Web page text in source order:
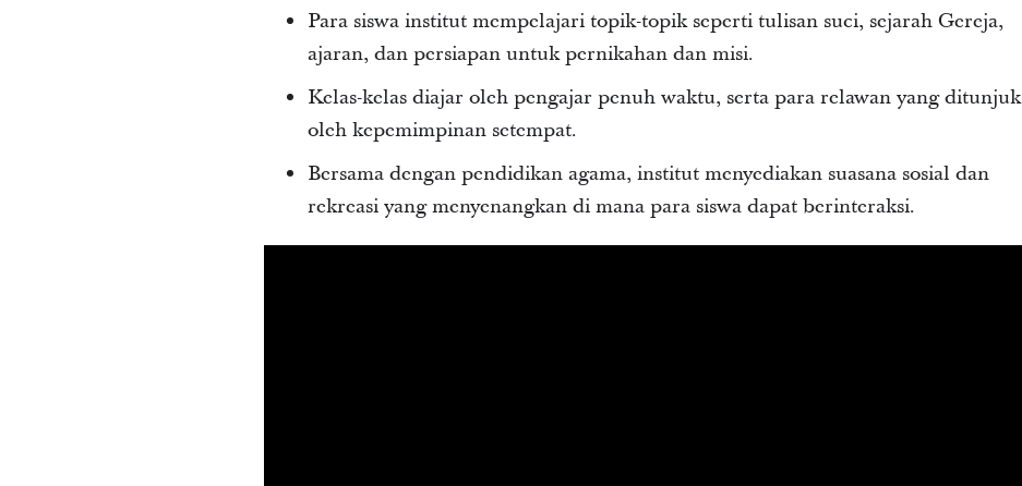
Para siswa institut mempelajari topik-topik seperti tulisan suci, sejarah Gereja,
ajaran, dan persiapan untuk pernikahan dan misi.
Kelas-kelas diajar oleh pengajar penuh waktu, serta para relawan yang ditunjuk
oleh kepemimpinan setempat.
Bersama dengan pendidikan agama, institut menyediakan suasana sosial dan
rekreasi yang menyenangkan di mana para siswa dapat berinteraksi.